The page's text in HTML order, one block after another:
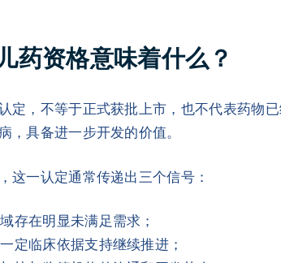
药资格意味着什么？
定，不等于正式获批上市，也不代表药物
，具备进一步开发的价值。
这一认定通常传递出三个信号：
存在明显未满足需求；
定临床依据支持继续推进；